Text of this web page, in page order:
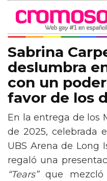
Sabrina
deslumbra
con un
favor de los
En la entrega de los
de 2025, celebrada
UBS Arena de Long
regaló una
“Tears”que mezcló